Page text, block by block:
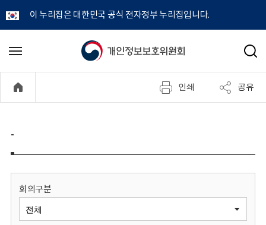
이 누리집은 대한민국 공식 전자정부 누리집입니다.
개
정
보
메
기
검
인쇄 공유
-
회의구분